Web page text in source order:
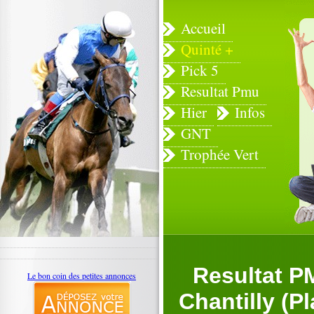
Accueil
Quinté +
Pick 5
Resultat Pmu
Hier
Infos
GNT
Trophée Vert
Resultat
Chantilly
Le bon coin des petites annonces